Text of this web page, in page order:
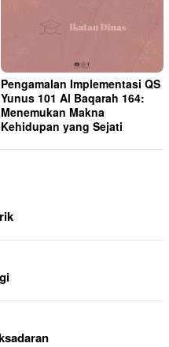
Pengamalan Implementasi QS
Yunus 101 Al Baqarah 164:
Menemukan Makna
Kehidupan yang Sejati